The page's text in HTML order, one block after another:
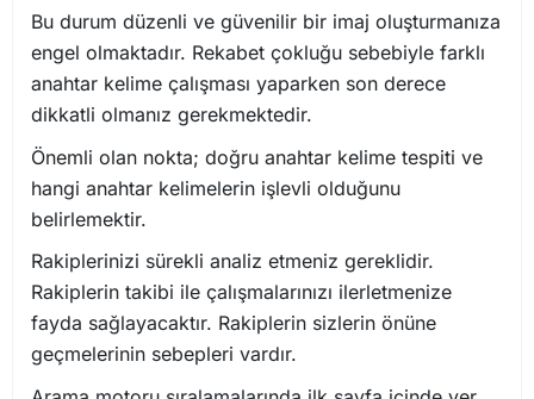
Bu durum düzenli ve güvenilir bir imaj oluşturmanıza
engel olmaktadır. Rekabet çokluğu sebebiyle farklı
anahtar kelime çalışması yaparken son derece
dikkatli olmanız gerekmektedir.
Önemli olan nokta; doğru anahtar kelime tespiti ve
hangi anahtar kelimelerin işlevli olduğunu
belirlemektir.
Rakiplerinizi sürekli analiz etmeniz gereklidir.
Rakiplerin takibi ile çalışmalarınızı ilerletmenize
fayda sağlayacaktır. Rakiplerin sizlerin önüne
geçmelerinin sebepleri vardır.